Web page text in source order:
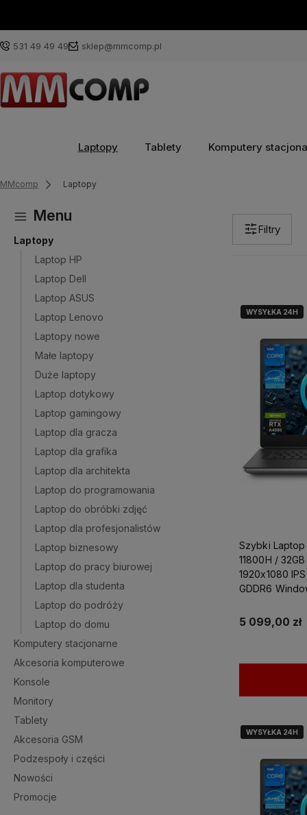
531 49 49 49 sklep@mmcomp.pl
Laptopy Tablety Komputery
MMcomp Laptopy
Menu
Laptopy
Laptop HP
Laptop Dell
Laptop ASUS
Laptop Lenovo
Laptopy nowe
Małe laptopy
Duże laptopy
Laptop dotykowy
Laptop gamingowy
Laptop dla gracza
Laptop dla grafika
Laptop dla architekta
Laptop do programowania
Laptop do obróbki zdjęć
Laptop dla profesjonalistów
Laptop biznesowy
Laptop do pracy biurowej
Laptop dla studenta
Laptop do podróży
Laptop do domu
Komputery stacjonarne
Akcesoria komputerowe
Konsole
Monitory
Tablety
Akcesoria GSM
Podzespoły i części
Nowości
Promocje
Filtry
WYSYŁKA 24H
Szybki
11800H /
1920x1080
GDDR6
5 099,00 zł
WYSYŁKA 24H
WYSYŁKA 24H